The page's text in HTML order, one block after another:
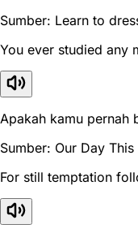
Sumber: Learn to
You ever studied any
Apakah kamu pernah
Sumber: Our Day This
For still temptation